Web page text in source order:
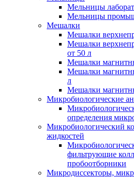
Мельницы
Мельницы
Мешалки
Мешалки
Мешалки
от 50 л
Мешалки
Мешалки
л
Мешалки
Микробиологические
определения
Микробиологический
жидкостей
фильтрующие
пробоотборники
Микродиссекторы,